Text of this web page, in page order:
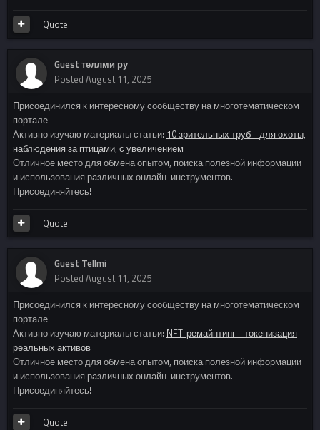
Quote
Guest теллми ру
Posted August 11, 2025
Присоединился к интересному сообществу на многотематическом
портале!
Активно изучаю материалы статьи: 10 зрительных труб - для охоты,
наблюдения за птицами, с увеличением
Отличное место для обмена опытом, поиска полезной информации
и использования различных онлайн-инструментов.
Присоединяйтесь!
Quote
Guest Tellmi
Posted August 11, 2025
Присоединился к интересному сообществу на многотематическом
портале!
Активно изучаю материалы статьи: NFT-ремайнтинг - токенизация
реальных активов
Отличное место для обмена опытом, поиска полезной информации
и использования различных онлайн-инструментов.
Присоединяйтесь!
Quote